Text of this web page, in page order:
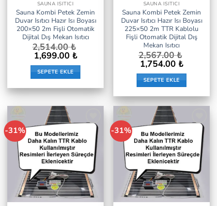
SAUNA ISITICI
Sauna Kombi Petek Zemin
Duvar Isıtıcı Hazır Isı Boyası
200×50 2m Fişli Otomatik
Dijital Dış Mekan Isıtıcı
2,514.00₺
Orijinal
fiyat:
2,514.00 ₺.
1,699.00 ₺Şu
andaki
fiyat:
SEPETE EKLE
SAUNA ISITICI
Sauna Kombi Petek Zemin
Duvar Isıtıcı Hazır Isı Boyası
225×50 2m TTR Kablolu
Fişli Otomatik Dijital Dış
Mekan Isıtıcı
2,567.00₺
Orijinal
fiyat:
2,567.00 ₺.
1,754.00 ₺Şu
andaki
fiyat:
SEPETE EKLE
-31%
Listeme
Ekle
-31%
Listeme
Ekle